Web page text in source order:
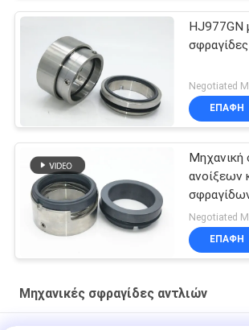
HJ977GN
Negotiated
ΕΠΑΦΉ
Μηχανική
ανοίξεων
M7N
Negotiated
ΕΠΑΦΉ
Μηχανικές σφραγίδες αντλιών